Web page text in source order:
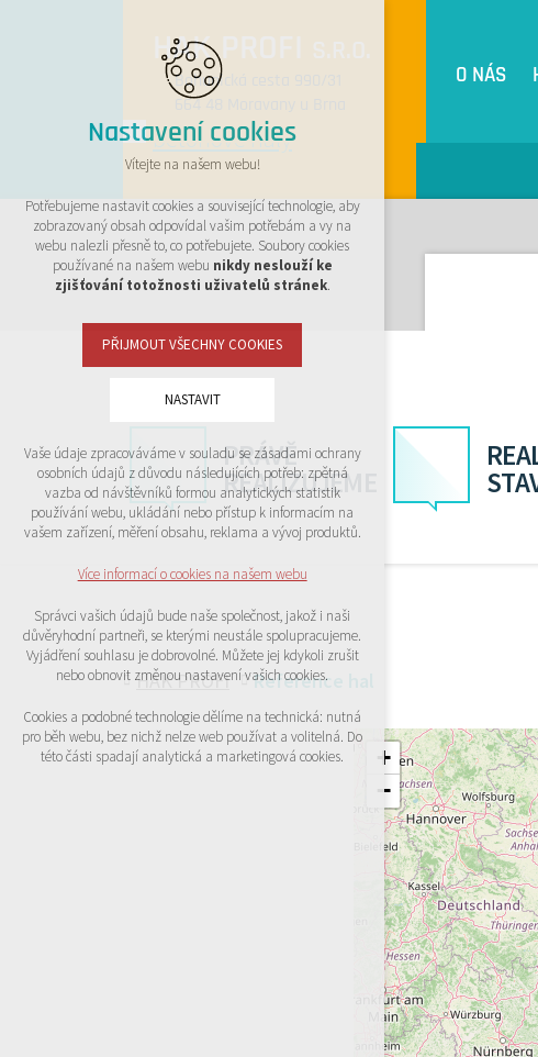
HAK PROFI
Bohunická cesta 990/31
664 48 Moravany u Brna
O NÁS
PRÁVĚ
REALIZUJEME
HAK PROFI Reference hal
+
−
Nastavení cookies
Vítejte na našem webu!
Potřebujeme nastavit cookies a související technologie, aby
zobrazovaný obsah odpovídal vašim potřebám a vy na
webu nalezli přesně to, co potřebujete. Soubory cookies
používané na našem webu nikdy neslouží ke
zjišťování totožnosti uživatelů stránek.
PŘIJMOUT VŠECHNY COOKIES
NASTAVIT
Technická cookies
nutná pro provozování webu
udržení kontextu stránek (session): případná
přihlášení, volby jazyka, apod.
Volitelná cookies
analytická pro anonymizované vyhodnocení
návštěvnosti
marketingová cookies (Google)
Více informací o cookies na našem webu
PŘIJMOUT VŠECHNY COOKIES
Vaše údaje zpracováváme v souladu se zásadami ochrany
osobních údajů z důvodu následujících potřeb: zpětná
vazba od návštěvníků formou analytických statistik
používání webu, ukládání nebo přístup k informacím na
vašem zařízení, měření obsahu, reklama a vývoj produktů.
Více informací o cookies na našem webu
Správci vašich údajů bude naše společnost, jakož i naši
důvěryhodní partneři, se kterými neustále spolupracujeme.
Vyjádření souhlasu je dobrovolné. Můžete jej kdykoli zrušit
nebo obnovit změnou nastavení vašich cookies.
Cookies a podobné technologie dělíme na technická: nutná
pro běh webu, bez nichž nelze web používat a volitelná. Do
této části spadají analytická a marketingová cookies.